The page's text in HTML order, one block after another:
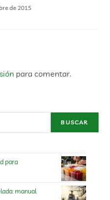
de 2015
para comentar.
BUSCAR
para
manual